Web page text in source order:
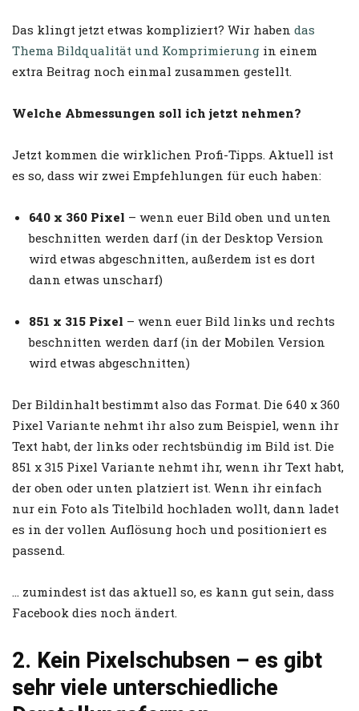
Das klingt jetzt etwas kompliziert? Wir haben das
Thema Bildqualität und Komprimierung in einem
extra Beitrag noch einmal zusammen gestellt.
Welche Abmessungen soll ich jetzt nehmen?
Jetzt kommen die wirklichen Profi-Tipps. Aktuell ist
es so, dass wir zwei Empfehlungen für euch haben:
640 x 360 Pixel – wenn euer Bild oben und unten
beschnitten werden darf (in der Desktop Version
wird etwas abgeschnitten, außerdem ist es dort
dann etwas unscharf)
851 x 315 Pixel – wenn euer Bild links und rechts
beschnitten werden darf (in der Mobilen Version
wird etwas abgeschnitten)
Der Bildinhalt bestimmt also das Format. Die 640 x 360
Pixel Variante nehmt ihr also zum Beispiel, wenn ihr
Text habt, der links oder rechtsbündig im Bild ist. Die
851 x 315 Pixel Variante nehmt ihr, wenn ihr Text habt,
der oben oder unten platziert ist. Wenn ihr einfach
nur ein Foto als Titelbild hochladen wollt, dann ladet
es in der vollen Auflösung hoch und positioniert es
passend.
… zumindest ist das aktuell so, es kann gut sein, dass
Facebook dies noch ändert.
2. Kein Pixelschubsen – es gibt
sehr viele unterschiedliche